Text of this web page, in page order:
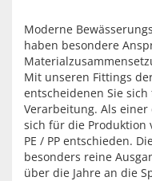
Moderne
haben besondere
Mit unseren Fittings
entscheidenen Sie
Verarbeitung. Als
sich für die Produktion
PE / PP entschieden.
besonders reine
über die Jahre an die